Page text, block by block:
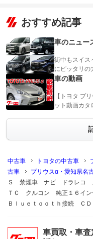
おすすめ記事
車のニュー
街中もスイス
にピッタリ
車の動画
【トヨタ プ
ット動画カ
中古車 トヨタの中古車
古車
プリウスα・愛知県名
Ｓ 禁煙車 ナビ ドラレコ
ＴＣ クルコン 純正１６イ
Ｂｌｕｅｔｏｏｔｈ接続 Ｃ
車買取・車